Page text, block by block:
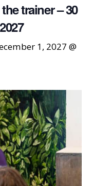
trainer – 30
1, 2027 @